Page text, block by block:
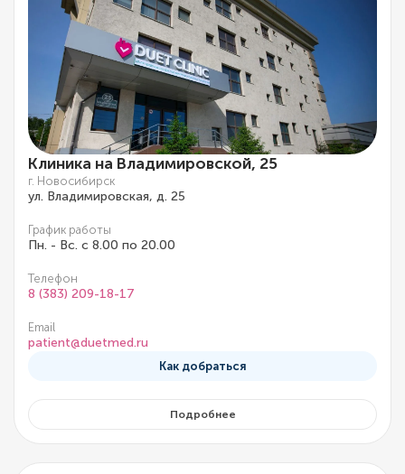
Клиника на Владимировской, 25
г. Новосибирск
ул. Владимировская, д. 25
График работы
Пн. - Вс. с 8.00 по 20.00
Телефон
8 (383) 209-18-17
Email
patient@duetmed.ru
Как добраться
Подробнее